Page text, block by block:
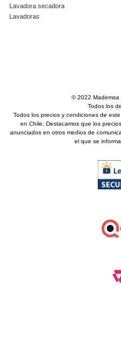
Lavadora secadora
Lavadoras
© 2022 Mademsa
Todos los
Todos los precios y condiciones de
en Chile. Destacamos que los
anunciados en otros medios de
el que se